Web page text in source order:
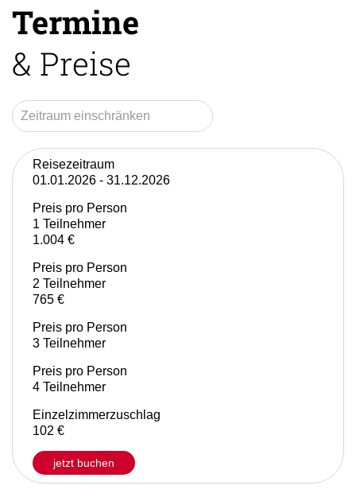
Termine
& Preise
Reisezeitraum
01.01.2026 - 31.12.2026
Preis pro Person
1 Teilnehmer
1.004 €
Preis pro Person
2 Teilnehmer
765 €
Preis pro Person
3 Teilnehmer
Preis pro Person
4 Teilnehmer
Einzelzimmerzuschlag
102 €
jetzt buchen